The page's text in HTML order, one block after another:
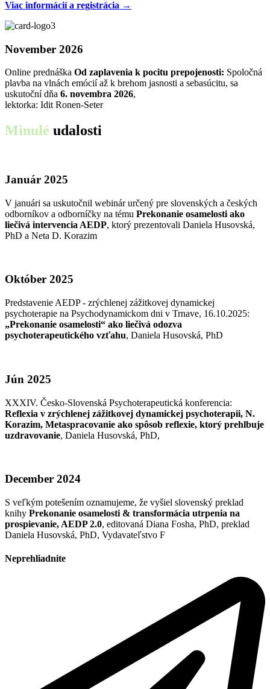
Viac informácií a registrácia →
November 2026
Online prednáška Od zaplavenia k pocitu prepojenosti: Spoločná
plavba na vlnách emócií až k brehom jasnosti a sebasúcitu, sa
uskutoční dňa 6. novembra 2026,
lektorka: Idit Ronen-Seter
Minulé udalosti
Január 2025
V januári sa uskutočnil webinár určený pre slovenských a českých
odborníkov a odborníčky na tému Prekonanie osamelosti ako
liečivá intervencia AEDP, ktorý prezentovali Daniela Husovská,
PhD a Neta D. Korazim
Október 2025
Predstavenie AEDP - zrýchlenej zážitkovej dynamickej
psychoterapie na Psychodynamickom dni v Trnave, 16.10.2025:
„Prekonanie osamelosti“ ako liečivá odozva
psychoterapeutického vzťahu, Daniela Husovská, PhD
Jún 2025
XXXIV. Česko-Slovenská Psychoterapeutická konferencia:
Reflexia v zrýchlenej zážitkovej dynamickej psychoterapii, N.
Korazim, Metaspracovanie ako spôsob reflexie, ktorý prehlbuje
uzdravovanie, Daniela Husovská, PhD,
December 2024
S veľkým potešením oznamujeme, že vyšiel slovenský preklad
knihy Prekonanie osamelosti & transformácia utrpenia na
prospievanie, AEDP 2.0, editovaná Diana Fosha, PhD, preklad
Daniela Husovská, PhD, Vydavateľstvo F
Neprehliadnite